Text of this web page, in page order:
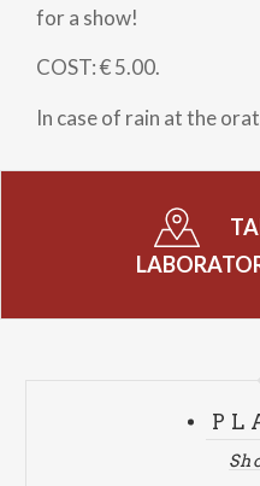
for a show!
COST: € 5.00.
In case of rain at the